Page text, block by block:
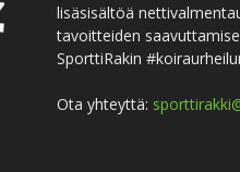
lisäsisältöä
tavoitteiden
SporttiRakin
Ota yhteyttä: